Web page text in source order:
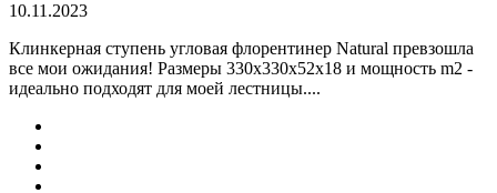
10.11.2023
Клинкерная ступень угловая флорентинер Natural превзошла
все мои ожидания! Размеры 330х330х52х18 и мощность m2 -
идеально подходят для моей лестницы....